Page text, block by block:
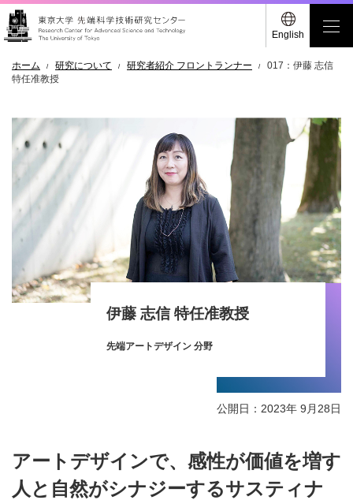
English
ホーム 研究について 研究者紹介 フロントランナー
017：伊藤 志信
特任准教授
伊藤 志信 特任准教授
先端アートデザイン 分野
公開日：2023年 9月28日
アートデザインで、感性が価値を増す
人と自然がシナジーするサスティナ